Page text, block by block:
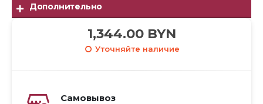
Дополнительно
1,344.00 BYN
Уточняйте наличие
Самовывоз